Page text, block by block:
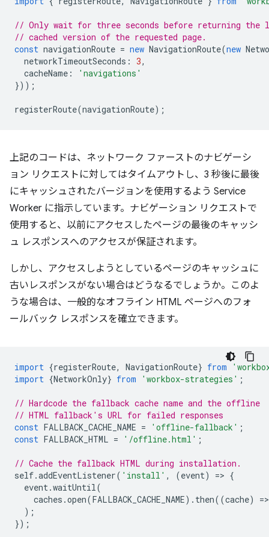
// Only wait for three seconds before returning the
// cached version of the requested page.
const navigationRoute = new NavigationRoute(new
networkTimeoutSeconds : 3,
cacheName :
'navigations'
}));
registerRoute(navigationRoute);
上記のコードは、ネットワーク ファーストのナビゲーシ
ョン リクエストに対してはタイムアウトし、3 秒後に最後
にキャッシュされたバージョンを使用するよう Service
Worker に指示しています。ナビゲーション リクエストで
使用すると、以前にアクセスしたページの最後のキャッシ
ュ レスポンスへのアクセスが保証されます。
しかし、アクセスしようとしているページのキャッシュに
古いレスポンスがない場合はどうなるでしょうか。このよ
うな場合は、一般的なオフライン HTML ページへのフォ
ールバック レスポンスを確立できます。
import {registerRoute, NavigationRoute} from
import {NetworkOnly} from 'workbox-strategies' ;
// Hardcode the fallback cache name and the offline
// HTML fallback's URL for failed responses
const FALLBACK_CACHE_NAME = 'offline-fallback' ;
const FALLBACK_HTML = '/offline.html' ;
// Cache the fallback HTML during installation.
self.addEventListener( 'install' , (event) => {
event.waitUntil(
caches .open(FALLBACK_CACHE_NAME). then((cache) =>
);
});